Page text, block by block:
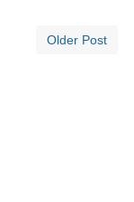
Older Post